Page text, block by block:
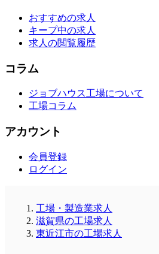
おすすめの求人
キープ中の求人
求人の閲覧履歴
コラム
ジョブハウス工場について
工場コラム
アカウント
会員登録
ログイン
工場・製造業求人
滋賀県の工場求人
東近江市の工場求人